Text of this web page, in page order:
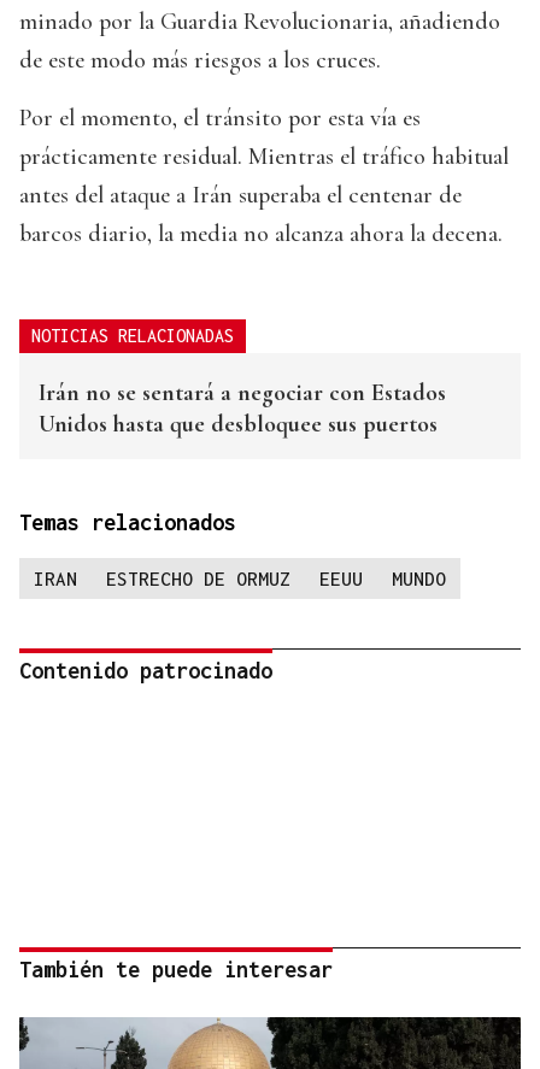
minado por la Guardia Revolucionaria, añadiendo
de este modo más riesgos a los cruces.
Por el momento, el tránsito por esta vía es
prácticamente residual. Mientras el tráfico habitual
antes del ataque a Irán superaba el centenar de
barcos diario, la media no alcanza ahora la decena.
NOTICIAS RELACIONADAS
Irán no se sentará a negociar con Estados
Unidos hasta que desbloquee sus puertos
Temas relacionados
IRAN ESTRECHO DE ORMUZ EEUU MUNDO
Contenido patrocinado
También te puede interesar